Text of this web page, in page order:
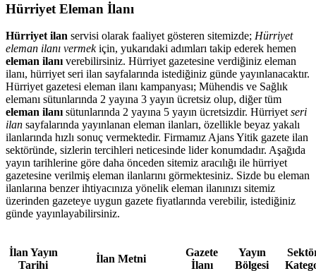
Hürriyet Eleman İlanı
Hürriyet ilan servisi olarak faaliyet gösteren sitemizde; Hürriyet
eleman ilanı vermekiçin, yukarıdaki adımları takip ederek hemen
eleman ilanı verebilirsiniz. Hürriyet gazetesine verdiğiniz eleman
ilanı, hürriyet seri ilan sayfalarında istediğiniz günde yayınlanacaktır.
Hürriyet gazetesi eleman ilanı kampanyası; Mühendis ve Sağlık
elemanı sütunlarında 2 yayına 3 yayın ücretsiz olup, diğer tüm
eleman ilanı sütunlarında 2 yayına 5 yayın ücretsizdir. Hürriyet seri
ilan sayfalarında yayınlanan eleman ilanları, özellikle beyaz yakalı
ilanlarında hızlı sonuç vermektedir. Firmamız Ajans Yitik gazete ilan
sektöründe, sizlerin tercihleri neticesinde lider konumdadır. Aşağıda
yayın tarihlerine göre daha önceden sitemiz aracılığı ile hürriyet
gazetesine verilmiş eleman ilanlarını görmektesiniz. Sizde bu eleman
ilanlarına benzer ihtiyacınıza yönelik eleman ilanınızı sitemiz
üzerinden gazeteye uygun gazete fiyatlarında verebilir, istediğiniz
günde yayınlayabilirsiniz.
İlan Yayın
Tarihi
İlan Metni
Gazete
İlanı
Yayın
Bölgesi